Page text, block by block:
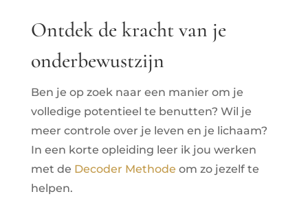
Ontdek de kracht van je
onderbewustzijn
Ben je op zoek naar een manier om je
volledige potentieel te benutten? Wil je
meer controle over je leven en je lichaam?
In een korte opleiding leer ik jou werken
met de Decoder Methode om zo jezelf te
helpen.